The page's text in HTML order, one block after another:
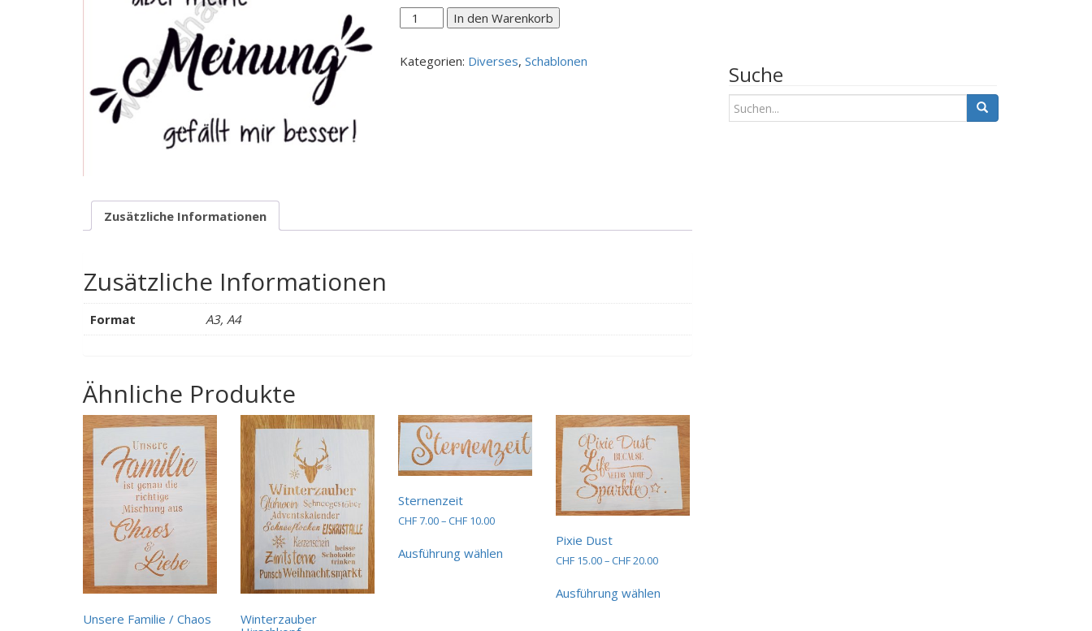
Schatz
du
recht
In den Warenkorb
Kategorien: Diverses, Schablonen
Zusätzliche Informationen
Zusätzliche Informationen
Format A3, A4
Ähnliche Produkte
Unsere Familie / Chaos
Winterzauber
Sternenzeit
CHF7.00– CHF10.00Preisspanne:
bis
Ausführung wählenProdukt
Pixie Dust
CHF15.00– CHF20.00Preisspanne:
bis
Ausführung wählenProdukt
Suche
S
u